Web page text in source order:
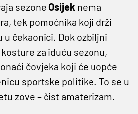
sezone Osijek nema
tek pomoćnika koji drži
u čekaonici. Dok ozbiljni
za iduću sezonu,
čovjeka koji će uopće
sportske politike. To se u
zove – čist amaterizam.